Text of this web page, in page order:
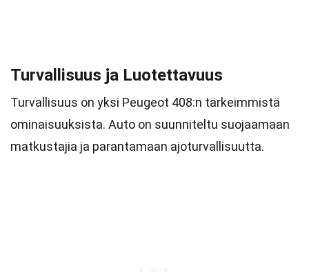
Turvallisuus ja Luotettavuus
Turvallisuus on yksi Peugeot 408:n tärkeimmistä
ominaisuuksista. Auto on suunniteltu suojaamaan
matkustajia ja parantamaan ajoturvallisuutta.